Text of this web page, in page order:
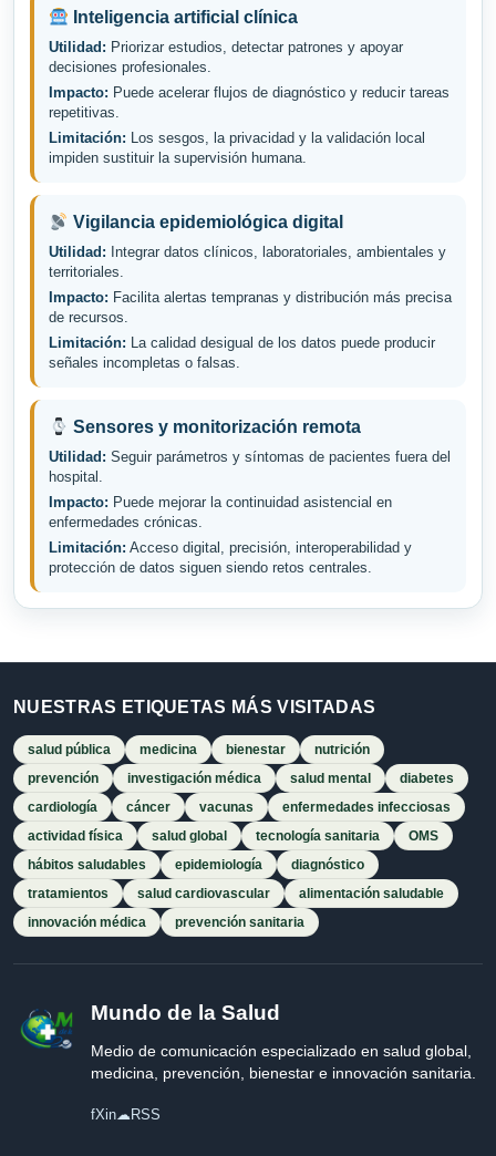
Inteligencia artificial clínica
Utilidad: Priorizar estudios, detectar patrones y apoyar
decisiones profesionales.
Impacto: Puede acelerar flujos de diagnóstico y reducir tareas
repetitivas.
Limitación: Los sesgos, la privacidad y la validación local
impiden sustituir la supervisión humana.
Vigilancia epidemiológica digital
Utilidad: Integrar datos clínicos, laboratoriales, ambientales y
territoriales.
Impacto: Facilita alertas tempranas y distribución más precisa
de recursos.
Limitación: La calidad desigual de los datos puede producir
señales incompletas o falsas.
Sensores y monitorización remota
Utilidad: Seguir parámetros y síntomas de pacientes fuera del
hospital.
Impacto: Puede mejorar la continuidad asistencial en
enfermedades crónicas.
Limitación: Acceso digital, precisión, interoperabilidad y
protección de datos siguen siendo retos centrales.
NUESTRAS ETIQUETAS MÁS VISITADAS
salud pública medicina bienestar
nutrición
prevención
investigación médica salud mental
diabetes
cardiología
cáncer vacunas
enfermedades infecciosas
actividad física
salud global tecnología sanitaria
OMS
hábitos saludables
epidemiología
diagnóstico
tratamientos
salud cardiovascular
alimentación saludable
innovación médica
prevención sanitaria
Mundo de la Salud
Medio de comunicación especializado en salud global,
medicina, prevención, bienestar e innovación sanitaria.
fXin☁RSS